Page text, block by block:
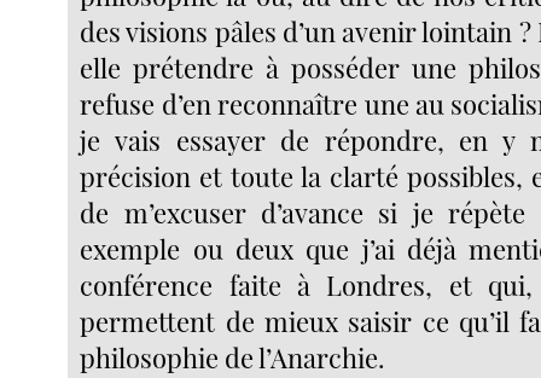
des visions pâles d’un avenir lointain
elle prétendre à posséder une
refuse d’en reconnaître une au
je vais essayer de répondre, en y
précision et toute la clarté possibles,
de m’excuser d’avance si je
exemple ou deux que j’ai déjà
conférence faite à Londres, et
permettent de mieux saisir ce qu’il
philosophie de l’Anarchie.